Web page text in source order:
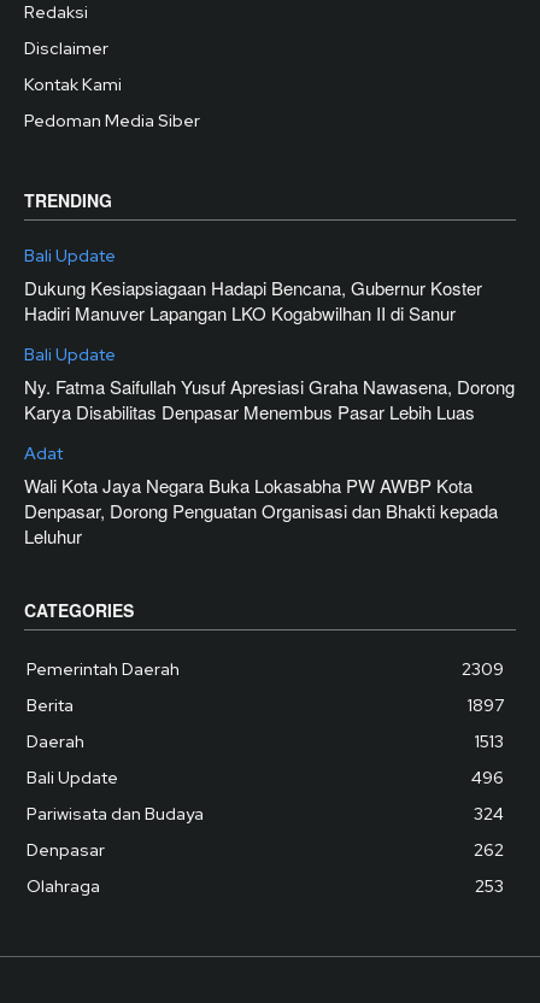
Redaksi
Disclaimer
Kontak Kami
Pedoman Media Siber
TRENDING
Bali Update
Dukung Kesiapsiagaan Hadapi Bencana, Gubernur Koster
Hadiri Manuver Lapangan LKO Kogabwilhan II di Sanur
Bali Update
Ny. Fatma Saifullah Yusuf Apresiasi Graha Nawasena, Dorong
Karya Disabilitas Denpasar Menembus Pasar Lebih Luas
Adat
Wali Kota Jaya Negara Buka Lokasabha PW AWBP Kota
Denpasar, Dorong Penguatan Organisasi dan Bhakti kepada
Leluhur
CATEGORIES
Pemerintah Daerah
2309
Berita
1897
Daerah
1513
Bali Update
496
Pariwisata dan Budaya
324
Denpasar
262
Olahraga
253